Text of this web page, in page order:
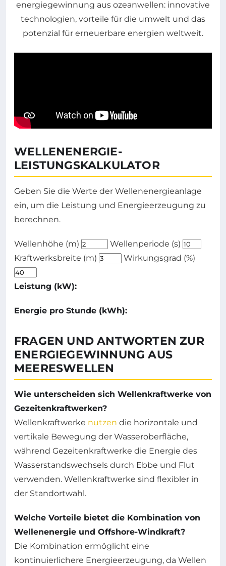
WELLENENERGIE-
LEISTUNGSKALKULATOR
Geben Sie die Werte der Wellenenergieanlage
ein, um die Leistung und Energieerzeugung zu
berechnen.
Wellenhöhe (m)
Wellenperiode (s)
Kraftwerksbreite (m)
Wirkungsgrad (%)
Leistung (kW):
Energie pro Stunde (kWh):
FRAGEN UND ANTWORTEN ZUR
ENERGIEGEWINNUNG AUS
MEERESWELLEN
Wie unterscheiden sich Wellenkraftwerke von
Gezeitenkraftwerken?
Wellenkraftwerke nutzen die horizontale und
vertikale Bewegung der Wasseroberfläche,
während Gezeitenkraftwerke die Energie des
Wasserstandswechsels durch Ebbe und Flut
verwenden. Wellenkraftwerke sind flexibler in
der Standortwahl.
Welche Vorteile bietet die Kombination von
Wellenenergie und Offshore-Windkraft?
Die Kombination ermöglicht eine
kontinuierlichere Energieerzeugung, da Wellen